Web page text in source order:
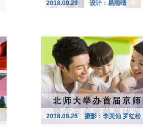
2018.09.29 设计：易雨晴
2018.09.26 摄影：李美仙 罗红松